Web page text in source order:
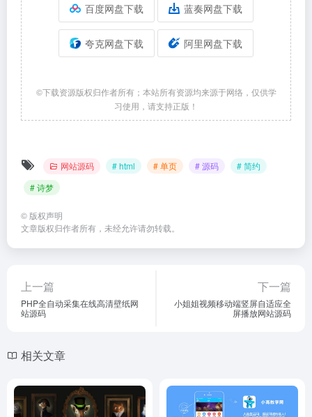
百度网盘下载 蓝奏网盘下载
夸克网盘下载 阿里网盘下载
©下载资源版权归作者所有；本站所有资源均来源于网络，仅供学
习使用，请支持正版！
网站源码 # html # 单页 # 源码
# 简约
# 诗梦
© 版权声明
文章版权归作者所有，未经允许请勿转载。
上一篇
PHP全自动采集在线高清壁纸网
站源码
下一篇
小姐姐视频移动端竖屏自适应全
屏播放网站源码
相关文章